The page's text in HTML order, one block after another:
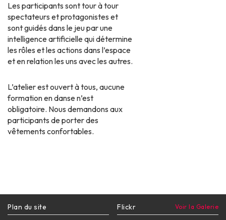
Les participants sont tour à tour
spectateurs et protagonistes et
sont guidés dans le jeu par une
intelligence artificielle qui détermine
les rôles et les actions dans l’espace
et en relation les uns avec les autres.
L’atelier est ouvert à tous, aucune
formation en danse n’est
obligatoire. Nous demandons aux
participants de porter des
vêtements confortables.
Plan du site Flickr Voir la Galerie